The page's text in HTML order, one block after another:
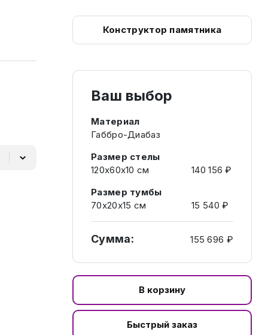
Конструктор памятника
Ваш выбор
Материал
Габбро-Диабаз
Размер стелы
120х60х10 см
140 156 ₽
Размер тумбы
70х20х15 см
15 540 ₽
Сумма: 155 696 ₽
В корзину
Быстрый заказ